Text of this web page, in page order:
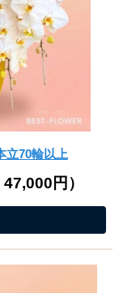
立70輪以上
47,000円 ）